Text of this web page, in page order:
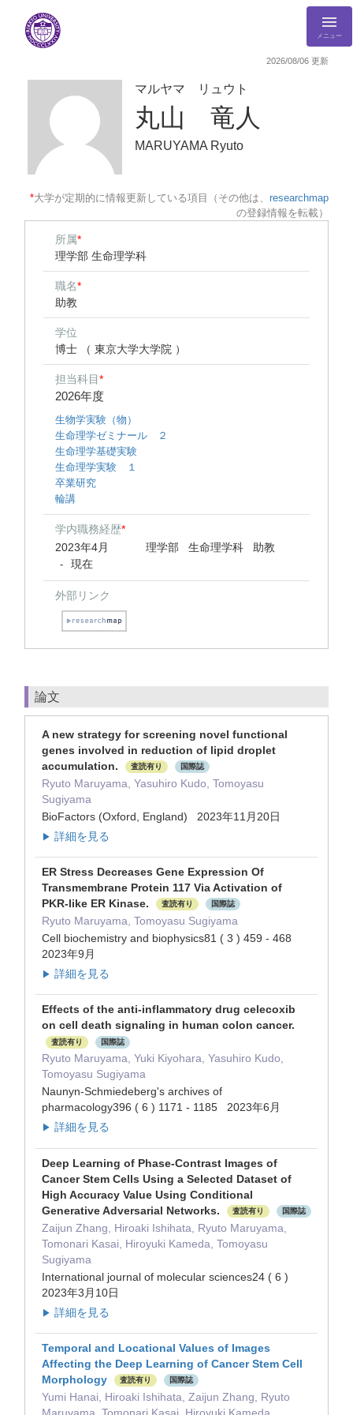
メニュー
2026/08/06 更新
マルヤマ リュウト
丸山 竜人
MARUYAMA Ryuto
*大学が定期的に情報更新している項目（その他は、 researchmap
の登録情報を転載）
所属*
理学部 生命理学科
職名*
助教
学位
博士 （ 東京大学大学院 ）
担当科目*
2026年度
生物学実験（物）
生命理学ゼミナール ２
生命理学基礎実験
生命理学実験 １
卒業研究
輪講
学内職務経歴*
2023年4月
- 現在
理学部 生命理学科 助教
外部リンク
論文
A new strategy for screening novel functional
genes involved in reduction of lipid droplet
accumulation.
査読有り 国際誌
Ryuto Maruyama, Yasuhiro Kudo, Tomoyasu
Sugiyama
BioFactors (Oxford, England) 2023年11月20日
▶ 詳細を見る
ER Stress Decreases Gene Expression Of
Transmembrane Protein 117 Via Activation of
PKR-like ER Kinase.
査読有り 国際誌
Ryuto Maruyama, Tomoyasu Sugiyama
Cell biochemistry and biophysics81 ( 3 ) 459 - 468
2023年9月
▶ 詳細を見る
Effects of the anti-inflammatory drug celecoxib
on cell death signaling in human colon cancer.
査読有り 国際誌
Ryuto Maruyama, Yuki Kiyohara, Yasuhiro Kudo,
Tomoyasu Sugiyama
Naunyn-Schmiedeberg's archives of
pharmacology396 ( 6 ) 1171 - 1185 2023年6月
▶ 詳細を見る
Deep Learning of Phase-Contrast Images of
Cancer Stem Cells Using a Selected Dataset of
High Accuracy Value Using Conditional
Generative Adversarial Networks.
査読有り 国際誌
Zaijun Zhang, Hiroaki Ishihata, Ryuto Maruyama,
Tomonari Kasai, Hiroyuki Kameda, Tomoyasu
Sugiyama
International journal of molecular sciences24 ( 6 )
2023年3月10日
▶ 詳細を見る
Temporal and Locational Values of Images
Affecting the Deep Learning of Cancer Stem Cell
Morphology
査読有り 国際誌
Yumi Hanai, Hiroaki Ishihata, Zaijun Zhang, Ryuto